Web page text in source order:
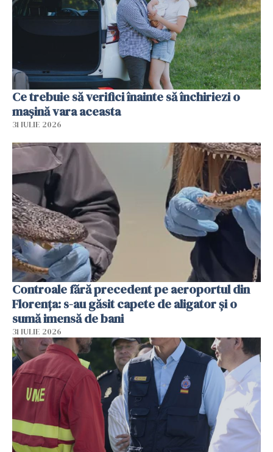
Ce trebuie să verifici înainte să închiriezi o
mașină vara aceasta
31 IULIE 2026
Controale fără precedent pe aeroportul din
Florența: s-au găsit capete de aligator și o
sumă imensă de bani
31 IULIE 2026